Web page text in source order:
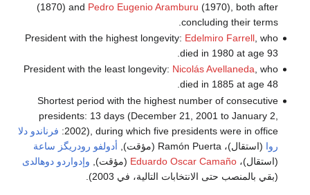
(1870) and Pedro Eugenio Aramburu (1970), both after
concluding their terms.
President with the highest longevity: Edelmiro Farrell, who
died in 1980 at age 93.
President with the least longevity: Nicolás Avellaneda, who
died in 1885 at age 48.
Shortest period with the highest number of consecutive
presidents: 13 days (December 21, 2001 to January 2,
2002), during which five presidents were in office:
فرناندو دلا
روا (استقال)، Ramón Puerta (مؤقت),
أدولفو رودريگز ساعة
(استقال)،Eduardo Oscar Camaño (مؤقت), وإدواردو دوهالدى
(بقي بالمنصب حتى الانتخابات التالية، في 2003).